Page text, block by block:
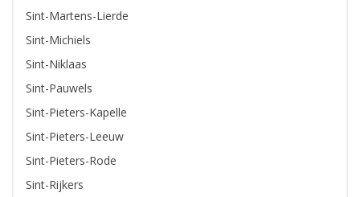
Sint-Martens-Lierde
Sint-Michiels
Sint-Niklaas
Sint-Pauwels
Sint-Pieters-Kapelle
Sint-Pieters-Leeuw
Sint-Pieters-Rode
Sint-Rijkers